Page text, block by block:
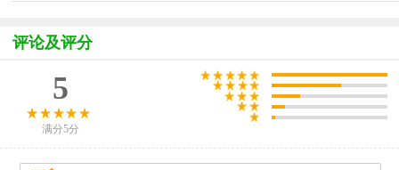
评论及评分
5
满分5分